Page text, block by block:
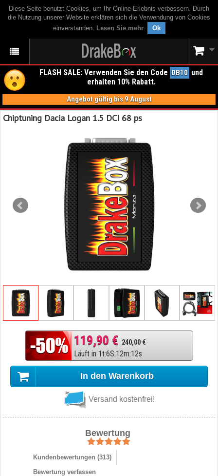
Diese Seite benutzt Cookies, um Ihr Online-Erlebnis verbessern. Durch
die Nutzung unserer Website erklären sich die Verwendung von Cookies
einverstanden. Lesen Sie mehr. Ok
FLASH SALE: Verwenden Sie den Code DB10 und
erhalten 10% Rabatt.
Angebot gültig bis 9 August
Chiptuning Dacia Logan 1.5 DCI 68 ps
119,90 € 240,00 €
Läuft in 1t:6S:12m:11s
In den Warenkorb
Versand kostenfrei!
Bewertung
Kundenbewertungen (313)
Bewertung verfassen